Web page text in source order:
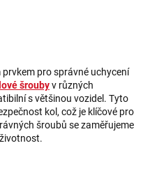
pro správné uchycení
šroubyv různých
s většinou vozidel. Tyto
kol, což je klíčové pro
šroubů se zaměřujeme